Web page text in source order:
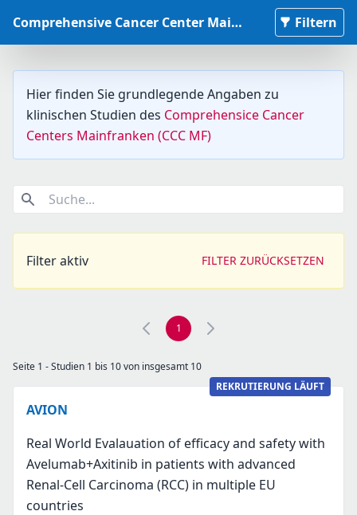
Comprehensive Cancer Center Mainfranken Studiendatenbank Filtern
Hier finden Sie grundlegende Angaben zu
klinischen Studien des Comprehensice Cancer
Centers Mainfranken (CCC MF)
Suche...
Filter aktiv FILTER ZURÜCKSETZEN
1
Seite 1 - Studien 1 bis 10 von insgesamt 10
REKRUTIERUNG LÄUFT
AVION
Real World Evalauation of efficacy and safety with
Avelumab+Axitinib in patients with advanced
Renal-Cell Carcinoma (RCC) in multiple EU
countries